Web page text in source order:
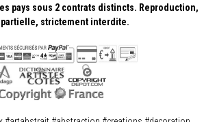
pays sous 2 contrats distincts. Reproduction,
partielle, strictement interdite.